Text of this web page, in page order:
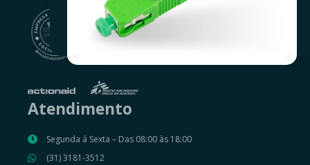
Política de Privacidade
Atendimento
Segunda á Sexta – Das 08:00 às 18:00
(31) 3181-3512